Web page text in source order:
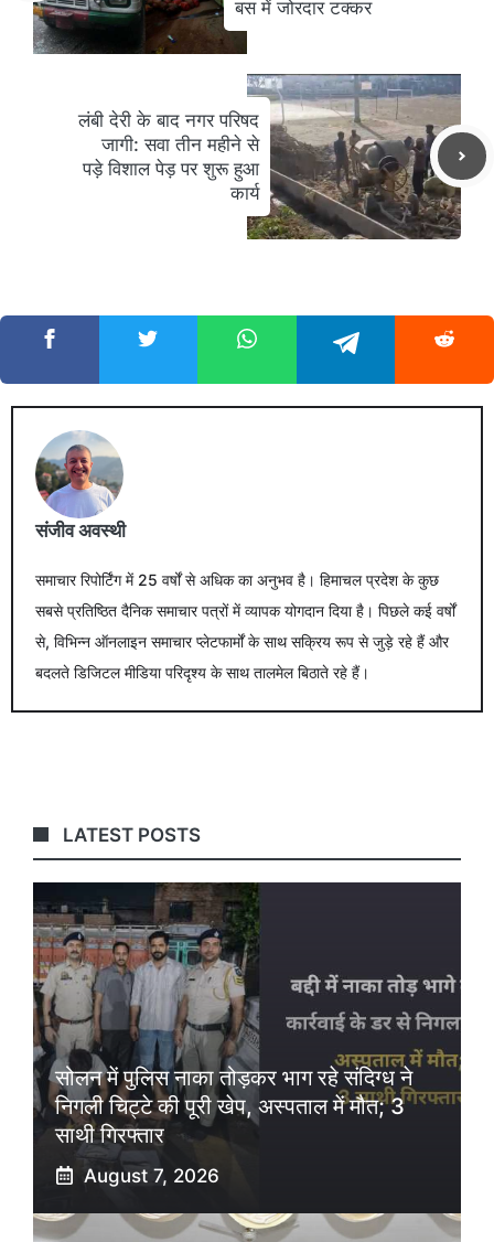
बस में जोरदार टक्कर
लंबी देरी के बाद नगर परिषद
जागी: सवा तीन महीने से
पड़े विशाल पेड़ पर शुरू हुआ
कार्य
संजीव अवस्थी
समाचार रिपोर्टिंग में 25 वर्षों से अधिक का अनुभव है। हिमाचल प्रदेश के कुछ
सबसे प्रतिष्ठित दैनिक समाचार पत्रों में व्यापक योगदान दिया है। पिछले कई वर्षों
से, विभिन्न ऑनलाइन समाचार प्लेटफार्मों के साथ सक्रिय रूप से जुड़े रहे हैं और
बदलते डिजिटल मीडिया परिदृश्य के साथ तालमेल बिठाते रहे हैं।
LATEST POSTS
सोलन में पुलिस नाका तोड़कर भाग रहे संदिग्ध ने
निगली चिट्टे की पूरी खेप, अस्पताल में मौत; 3
साथी गिरफ्तार
August 7, 2026